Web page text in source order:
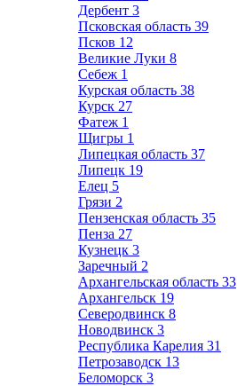
Дербент 3
Псковская область 39
Псков 12
Великие Луки 8
Себеж 1
Курская область 38
Курск 27
Фатеж 1
Щигры 1
Липецкая область 37
Липецк 19
Елец 5
Грязи 2
Пензенская область 35
Пенза 27
Кузнецк 3
Заречный 2
Архангельская область 33
Архангельск 19
Северодвинск 8
Новодвинск 3
Республика Карелия 31
Петрозаводск 13
Беломорск 3